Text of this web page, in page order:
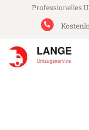
Professionelles